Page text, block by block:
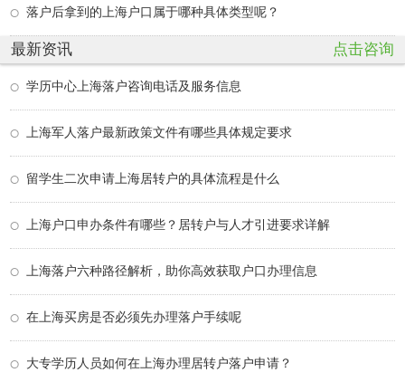
落户后拿到的上海户口属于哪种具体类型呢？
最新资讯 点击咨询
学历中心上海落户咨询电话及服务信息
上海军人落户最新政策文件有哪些具体规定要求
留学生二次申请上海居转户的具体流程是什么
上海户口申办条件有哪些？居转户与人才引进要求详解
上海落户六种路径解析，助你高效获取户口办理信息
在上海买房是否必须先办理落户手续呢
大专学历人员如何在上海办理居转户落户申请？